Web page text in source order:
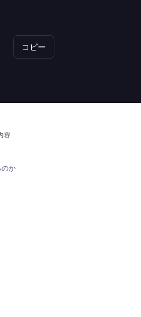
コピー
容
のか